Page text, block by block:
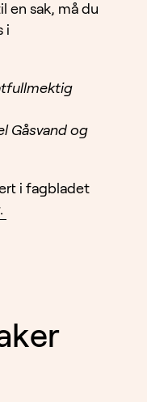
en sak, må du
i
Gåsvand og
i fagbladet